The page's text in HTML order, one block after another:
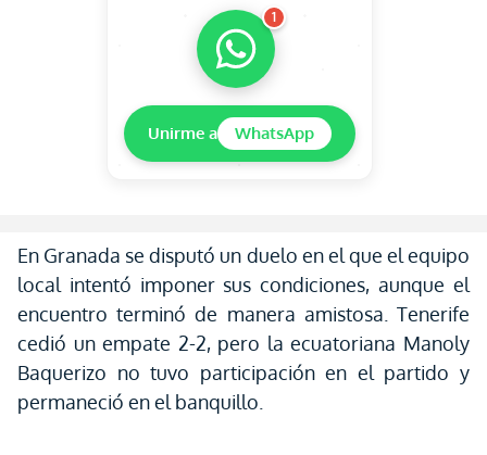
1
Unirme a WhatsApp
En Granada se disputó un duelo en el que el equipo
local intentó imponer sus condiciones, aunque el
encuentro terminó de manera amistosa. Tenerife
cedió un empate 2-2, pero la ecuatoriana Manoly
Baquerizo no tuvo participación en el partido y
permaneció en el banquillo.